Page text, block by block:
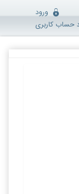
ورود
حساب کاربری